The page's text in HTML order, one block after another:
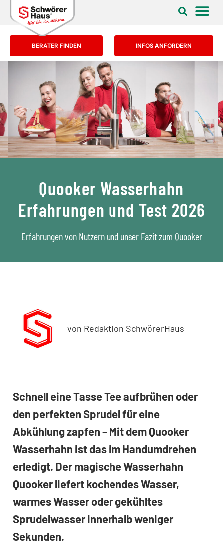
BERATER FINDEN INFOS ANFORDERN
Quooker Wasserhahn
Erfahrungen und Test 2026
Erfahrungen von Nutzern und unser Fazit zum Quooker
von Redaktion SchwörerHaus
Schnell eine Tasse Tee aufbrühen oder
den perfekten Sprudel für eine
Abkühlung zapfen – Mit dem Quooker
Wasserhahn ist das im Handumdrehen
erledigt. Der magische Wasserhahn
Quooker liefert kochendes Wasser,
warmes Wasser oder gekühltes
Sprudelwasser innerhalb weniger
Sekunden.